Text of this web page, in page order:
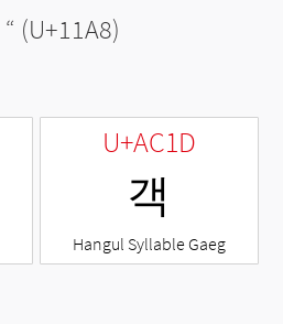
“ (U+11A8)
U+AC1D
객
Hangul Syllable Gaeg